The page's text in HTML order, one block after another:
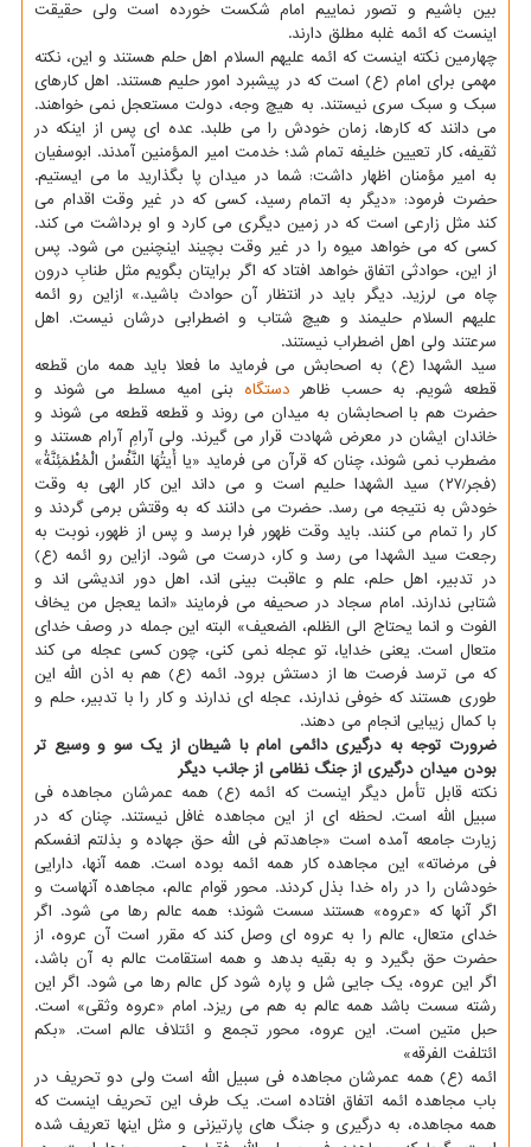
بین باشیم و تصور نماییم امام شکست خورده است ولی حقیقت
اینست که ائمه غلبه مطلق دارند.
چهارمین نکته اینست که ائمه علیهم السلام اهل حلم هستند و این، نکته
مهمی برای امام (ع) است که در پیشبرد امور حلیم هستند. اهل کارهای
سبک و سبک سری نیستند. به هیچ وجه، دولت مستعجل نمی خواهند.
می دانند که کارها، زمان خودش را می طلبد. عده ای پس از اینکه در
ثقیفه، کار تعیین خلیفه تمام شد؛ خدمت امیر المؤمنین آمدند. ابوسفیان
به امیر مؤمنان اظهار داشت: شما در میدان پا بگذارید ما می ایستیم.
حضرت فرمود: «دیگر به اتمام رسید، کسی که در غیر وقت اقدام می
کند مثل زارعی است که در زمین دیگری می کارد و او برداشت می کند.
کسی که می خواهد میوه را در غیر وقت بچیند اینچنین می شود. پس
از این، حوادثی اتفاق خواهد افتاد که اگر برایتان بگویم مثل طنابِ درون
چاه می لرزید. دیگر باید در انتظار آن حوادث باشید.» ازاین رو ائمه
علیهم السلام حلیمند و هیچ شتاب و اضطرابی درشان نیست. اهل
سرعتند ولی اهل اضطراب نیستند.
سید الشهدا (ع) به اصحابش می فرماید ما فعلا باید همه مان قطعه
قطعه شویم. به حسب ظاهر دستگاه بنی امیه مسلط می شوند و
حضرت هم با اصحابشان به میدان می روند و قطعه قطعه می شوند و
خاندان ایشان در معرض شهادت قرار می گیرند. ولی آرامِ آرام هستند و
مضطرب نمی شوند، چنان که قرآن می فرماید «یا أَیتُهَا النَّفْسُ الْمُطْمَئِنَّةُ»
(فجر/۲۷) سید الشهدا حلیم است و می داند این کار الهی به وقت
خودش به نتیجه می رسد. حضرت می دانند که به وقتش برمی گردند و
کار را تمام می کنند. باید وقت ظهور فرا برسد و پس از ظهور، نوبت به
رجعت سید الشهدا می رسد و کار، درست می شود. ازاین رو ائمه (ع)
در تدبیر، اهل حلم، علم و عاقبت بینی اند، اهل دور اندیشی اند و
شتابی ندارند. امام سجاد در صحیفه می فرمایند «انما یعجل من یخاف
الفوت و انما یحتاج الی الظلم، الضعیف» البته این جمله در وصف خدای
متعال است. یعنی خدایا، تو عجله نمی کنی، چون کسی عجله می کند
که می ترسد فرصت ها از دستش برود. ائمه (ع) هم به اذن الله این
طوری هستند که خوفی ندارند، عجله ای ندارند و کار را با تدبیر، حلم و
با کمال زیبایی انجام می دهند.
ضرورت توجه به درگیری دائمی امام با شیطان از یک سو و وسیع تر
بودن میدان درگیری از جنگ نظامی از جانب دیگر
نکته قابل تأمل دیگر اینست که ائمه (ع) همه عمرشان مجاهده فی
سبیل الله است. لحظه ای از این مجاهده غافل نیستند. چنان که در
زیارت جامعه آمده است «جاهدتم فی الله حق جهاده و بذلتم انفسکم
فی مرضاته» این مجاهده کار همه ائمه بوده است. همه آنها، دارایی
خودشان را در راه خدا بذل کردند. محور قوام عالم، مجاهده آنهاست و
اگر آنها که «عروه» هستند سست شوند؛ همه عالم رها می شود. اگر
خدای متعال، عالم را به عروه ای وصل کند که مقرر است آن عروه، از
حضرت حق بگیرد و به بقیه بدهد و همه استقامت عالم به آن باشد،
اگر این عروه، یک جایی شل و پاره شود کل عالم رها می شود. اگر این
رشته سست باشد همه عالم به هم می ریزد. امام «عروه وثقی» است.
حبل متین است. این عروه، محور تجمع و ائتلاف عالم است. «بکم
ائتلفت الفرقه»
ائمه (ع) همه عمرشان مجاهده فی سبیل الله است ولی دو تحریف در
باب مجاهده ائمه اتفاق افتاده است. یک طرف این تحریف اینست که
همه مجاهده، به درگیری و جنگ های پارتیزنی و مثل اینها تعریف شده